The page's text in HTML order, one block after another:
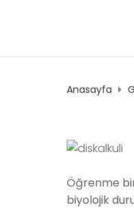
Anasayfa
Öğrenme
biyolojik